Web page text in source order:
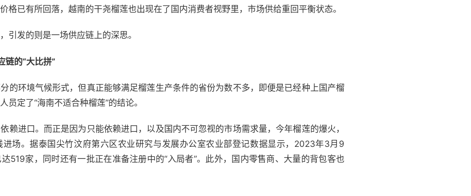
格已有所回落，越南的干尧榴莲也出现在了国内消费者视野里，市场供给重回平衡状态。
引发的则是一场供应链上的深思。
链的“大比拼”
的环境气候形式，但真正能够满足榴莲生产条件的省份为数不多，即便是已经种上国产榴
员定了“海南不适合种榴莲”的结论。
赖进口。而正是因为只能依赖进口，以及国内不可忽视的市场需求量，今年榴莲的爆火，
场。据泰国尖竹汶府第六区农业研究与发展办公室农业部登记数据显示，2023年3月9
519家，同时还有一批正在准备注册中的“入局者”。此外，国内零售商、大量的背包客也